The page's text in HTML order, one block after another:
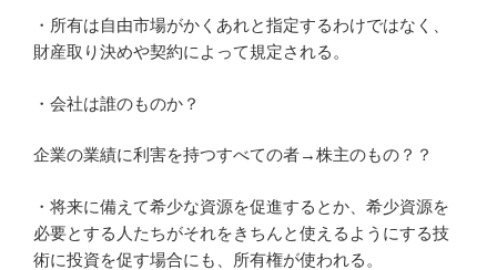
・所有は自由市場がかくあれと指定するわけではなく、
財産取り決めや契約によって規定される。
・会社は誰のものか？
企業の業績に利害を持つすべての者→株主のもの？？
・将来に備えて希少な資源を促進するとか、希少資源を
必要とする人たちがそれをきちんと使えるようにする技
術に投資を促す場合にも、所有権が使われる。